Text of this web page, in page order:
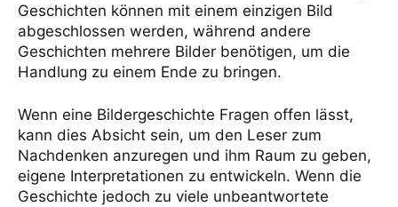
Geschichten können mit einem einzigen Bild
abgeschlossen werden, während andere
Geschichten mehrere Bilder benötigen, um die
Handlung zu einem Ende zu bringen.
Wenn eine Bildergeschichte Fragen offen lässt,
kann dies Absicht sein, um den Leser zum
Nachdenken anzuregen und ihm Raum zu geben,
eigene Interpretationen zu entwickeln. Wenn die
Geschichte jedoch zu viele unbeantwortete